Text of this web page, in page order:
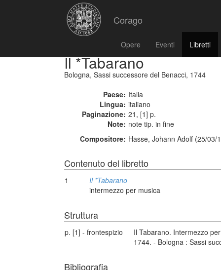
Corago
Opere Eventi Libretti
Il *Tabarano
Bologna, Sassi successore del Benacci, 1744
Paese: Italia
Lingua: italiano
Paginazione: 21, [1] p.
Note: note tip. in fine
Compositore: Hasse, Johann Adolf (25/03/
Contenuto del libretto
1
Il *Tabarano
intermezzo per musica
Struttura
p. [1] - frontespizio
Il Tabarano. Intermezzo
1744. - Bologna : Sassi
Bibliografia